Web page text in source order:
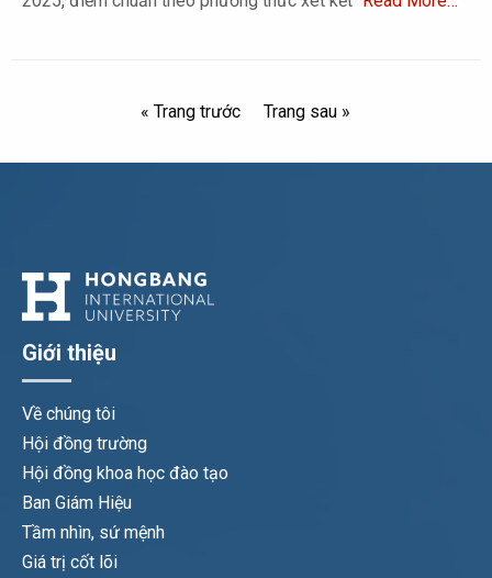
« Trang trước Trang sau »
Giới thiệu
Về chúng tôi
Hội đồng trường
Hội đồng khoa học đào tạo
Ban Giám Hiệu
Tầm nhìn, sứ mệnh
Giá trị cốt lõi